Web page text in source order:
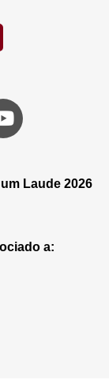
Laude 2026
a: